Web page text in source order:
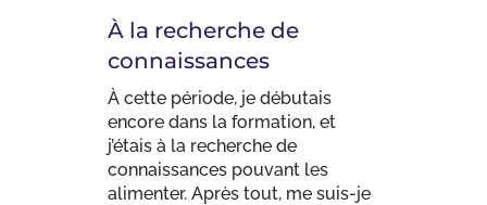
À la recherche de
connaissances
À cette période, je débutais
encore dans la formation, et
j’étais à la recherche de
connaissances pouvant les
alimenter. Après tout, me suis-je